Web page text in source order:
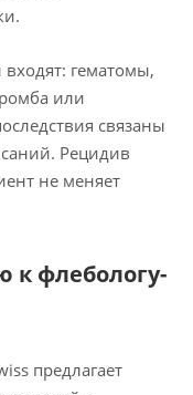
гематомы,
или
связаны
Рецидив
не меняет
к флебологу-
предлагает